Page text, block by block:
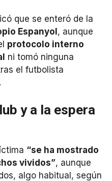
que se enteró de la
Espanyol , aunque
protocolo interno
ni tomó ninguna
el futbolista
y a la espera
“se ha mostrado
vividos”, aunque
algo habitual, según